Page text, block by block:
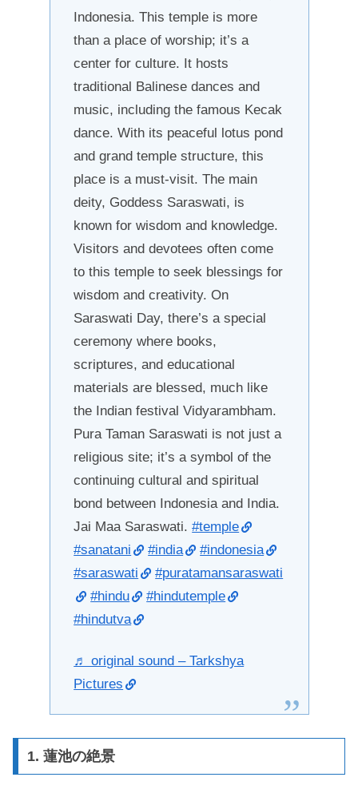
Indonesia. This temple is more
than a place of worship; it’s a
center for culture. It hosts
traditional Balinese dances and
music, including the famous Kecak
dance. With its peaceful lotus pond
and grand temple structure, this
place is a must-visit. The main
deity, Goddess Saraswati, is
known for wisdom and knowledge.
Visitors and devotees often come
to this temple to seek blessings for
wisdom and creativity. On
Saraswati Day, there’s a special
ceremony where books,
scriptures, and educational
materials are blessed, much like
the Indian festival Vidyarambham.
Pura Taman Saraswati is not just a
religious site; it’s a symbol of the
continuing cultural and spiritual
bond between Indonesia and India.
Jai Maa Saraswati.#temple
#sanatani
#india
#indonesia
#saraswati
#puratamansaraswati
#hindu
#hindutemple
#hindutva
♬ original sound – Tarkshya
Pictures
1. 蓮池の絶景